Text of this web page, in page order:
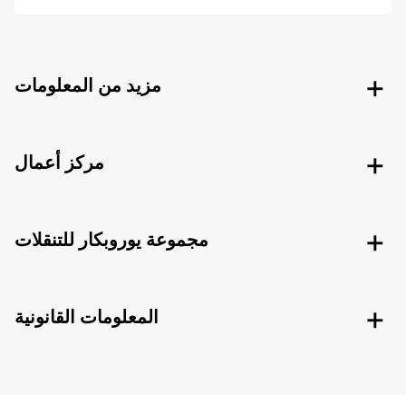
مزيد من المعلومات
مركز أعمال
مجموعة يوروبكار للتنقلات
المعلومات القانونية